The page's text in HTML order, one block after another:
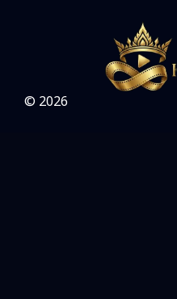
Slice of Life ชีวิตประจำวัน
Social Issues สังคม
Spy
© 2026